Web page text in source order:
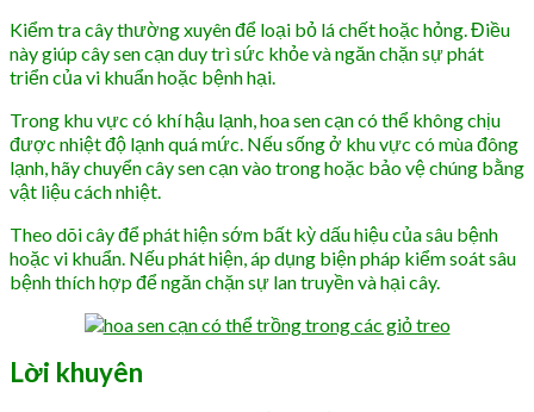
Kiểm tra cây thường xuyên để loại bỏ lá chết hoặc hỏng. Điều
này giúp cây sen cạn duy trì sức khỏe và ngăn chặn sự phát
triển của vi khuẩn hoặc bệnh hại.
Trong khu vực có khí hậu lạnh, hoa sen cạn có thể không chịu
được nhiệt độ lạnh quá mức. Nếu sống ở khu vực có mùa đông
lạnh, hãy chuyển cây sen cạn vào trong hoặc bảo vệ chúng bằng
vật liệu cách nhiệt.
Theo dõi cây để phát hiện sớm bất kỳ dấu hiệu của sâu bệnh
hoặc vi khuẩn. Nếu phát hiện, áp dụng biện pháp kiểm soát sâu
bệnh thích hợp để ngăn chặn sự lan truyền và hại cây.
Lời khuyên